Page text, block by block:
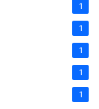
1
1
1
1
1